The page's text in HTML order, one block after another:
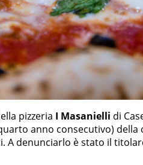
pizzeria I Masanielli di
anno consecutivo) della
A denunciarlo è stato il